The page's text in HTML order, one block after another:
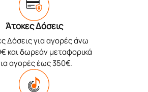
Άτοκες Δόσεις
Δόσεις για αγορές άνω
και δωρεάν μεταφορικά
αγορές έως 350€.